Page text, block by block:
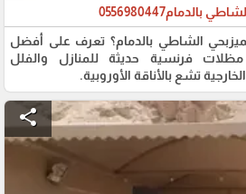
الشاطي بالدمام؟ تعرف على أفضل
فرنسية حديثة للمنازل والفلل
تشع بالأناقة الأوروبية.
share